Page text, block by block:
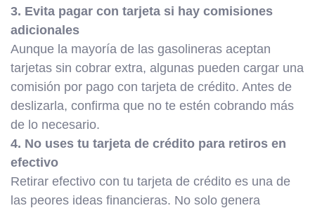
3. Evita pagar con tarjeta si hay comisiones
adicionales
Aunque la mayoría de las gasolineras aceptan
tarjetas sin cobrar extra, algunas pueden cargar una
comisión por pago con tarjeta de crédito. Antes de
deslizarla, confirma que no te estén cobrando más
de lo necesario.
4. No uses tu tarjeta de crédito para retiros en
efectivo
Retirar efectivo con tu tarjeta de crédito es una de
las peores ideas financieras. No solo genera